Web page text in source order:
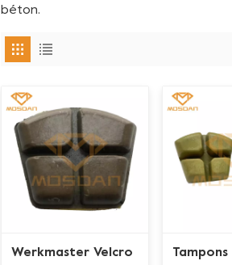
béton.
Werkmaster Velcro
Tampons